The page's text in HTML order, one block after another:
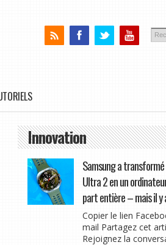
Innovation
Samsung a
Ultra 2 en un
part entière – mais il y
Copier le lien
mail Partagez cet
Rejoignez la